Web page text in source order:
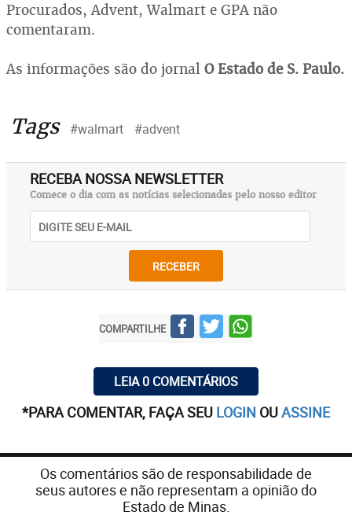
Procurados, Advent, Walmart e GPA não
comentaram.
As informações são do jornal O Estado de S. Paulo.
Tags #walmart #advent
RECEBA NOSSA NEWSLETTER
Comece o dia com as notícias selecionadas pelo nosso editor
RECEBER
COMPARTILHE
LEIA 0 COMENTÁRIOS
*PARA COMENTAR, FAÇA SEU LOGIN OUASSINE
Os comentários são de responsabilidade de
seus autores e não representam a opinião do
Estado de Minas.